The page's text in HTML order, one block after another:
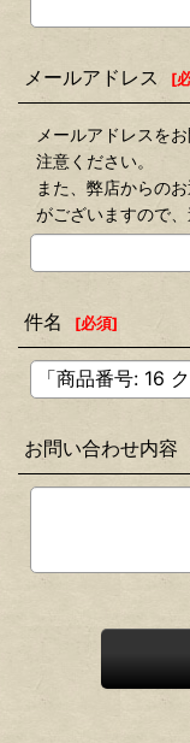
メールアドレス [
メールアドレスを
注意ください。
また、弊店からの
がございますので
件名 [必須]
お問い合わせ内容